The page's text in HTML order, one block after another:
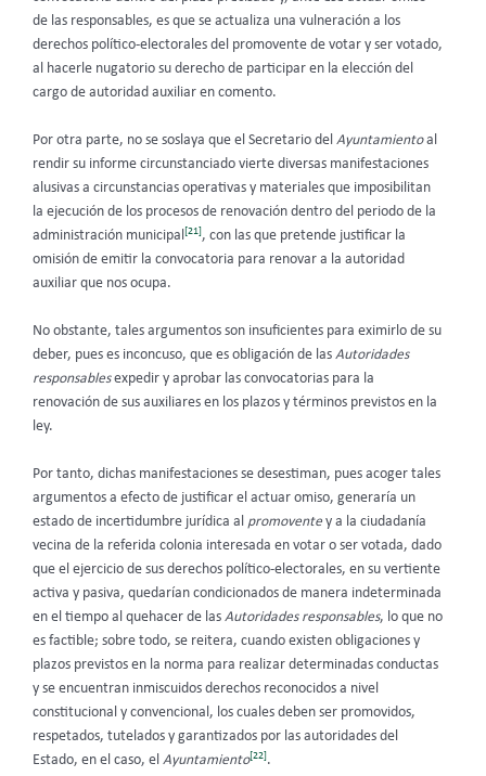
de las responsables, es que se actualiza una vulneración a los
derechos político-electorales del promovente de votar y ser votado,
al hacerle nugatorio su derecho de participar en la elección del
cargo de autoridad auxiliar en comento.
Por otra parte, no se soslaya que el Secretario del Ayuntamientoal
rendir su informe circunstanciado vierte diversas manifestaciones
alusivas a circunstancias operativas y materiales que imposibilitan
la ejecución de los procesos de renovación dentro del periodo de la
administración municipal [21], con las que pretende justificar la
omisión de emitir la convocatoria para renovar a la autoridad
auxiliar que nos ocupa.
No obstante, tales argumentos son insuficientes para eximirlo de su
deber, pues es inconcuso, que es obligación de las Autoridades
responsablesexpedir y aprobar las convocatorias para la
renovación de sus auxiliares en los plazos y términos previstos en la
ley.
Por tanto, dichas manifestaciones se desestiman, pues acoger tales
argumentos a efecto de justificar el actuar omiso, generaría un
estado de incertidumbre jurídica al promoventey a la ciudadanía
vecina de la referida colonia interesada en votar o ser votada, dado
que el ejercicio de sus derechos político-electorales, en su vertiente
activa y pasiva, quedarían condicionados de manera indeterminada
en el tiempo al quehacer de las Autoridades responsables, lo que no
es factible; sobre todo, se reitera, cuando existen obligaciones y
plazos previstos en la norma para realizar determinadas conductas
y se encuentran inmiscuidos derechos reconocidos a nivel
constitucional y convencional, los cuales deben ser promovidos,
respetados, tutelados y garantizados por las autoridades del
Estado, en el caso, el Ayuntamiento[22].